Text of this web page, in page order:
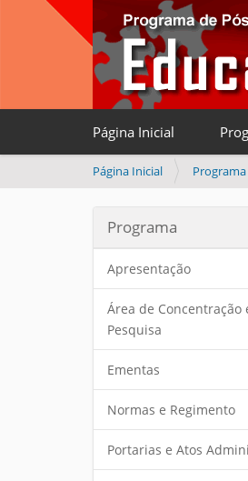
Página Inicial
V
e
t
Página Inicial Programa
Programa
Apresentação
Área de Concentração
Pesquisa
Ementas
Normas e Regimento
Portarias e Atos